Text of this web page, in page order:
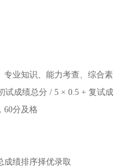
业知识、能力考查、综合
试成绩总分 / 5 × 0.5 + 复试
60分及格
成绩排序择优录取